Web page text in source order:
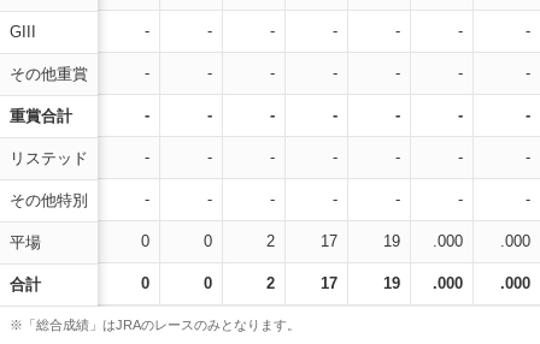
GIII
その他重賞
重賞合計
リステッド
その他特別
平場
合計
- - - - - - -
- - - - - - -
- - - - - - -
- - - - - - -
- - - - - - -
0 0 2 17 19 .000 .000
0 0 2 17 19 .000 .000
※「総合成績」はJRAのレースのみとなります。